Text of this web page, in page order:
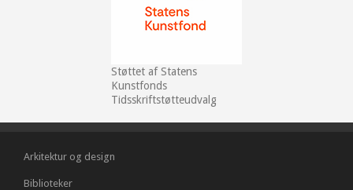
Støttet af Statens
Kunstfonds
Tidsskriftstøtteudvalg
Arkitektur og design
Biblioteker